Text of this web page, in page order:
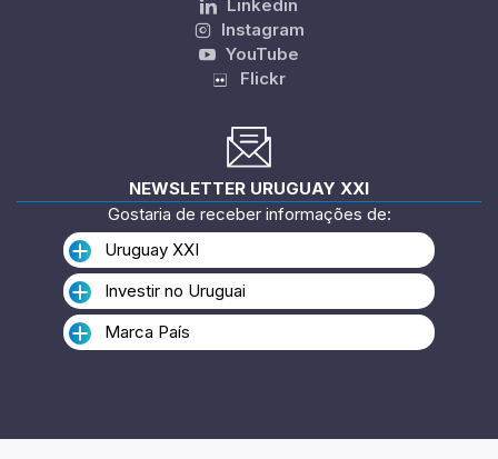
Linkedin
Instagram
YouTube
Flickr
NEWSLETTER URUGUAY XXI
Gostaria de receber informações de:
Uruguay XXI
Investir no Uruguai
Marca País